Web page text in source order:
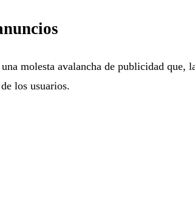
molesta avalancha de publicidad que,
los usuarios.